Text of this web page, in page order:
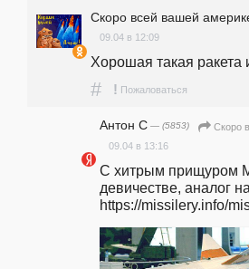
Скоро всей вашей
09.04 в 12:09
Хорошая такая ракета
# ! Пожаловаться
Антон С — (5853)
Скоро
09.04 в 13:16
С хитрым прищуром
девичестве, аналог
https://missilery.info/